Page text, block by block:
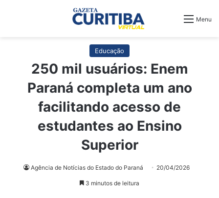
Menu
Educação
250 mil usuários: Enem
Paraná completa um ano
facilitando acesso de
estudantes ao Ensino
Superior
Agência de Notícias do Estado do Paraná 20/04/2026
3 minutos de leitura